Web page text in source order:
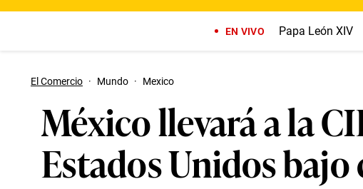
EN VIVO Papa León XIV
El Comercio · Mundo · Mexico
México llevará a la
Estados Unidos